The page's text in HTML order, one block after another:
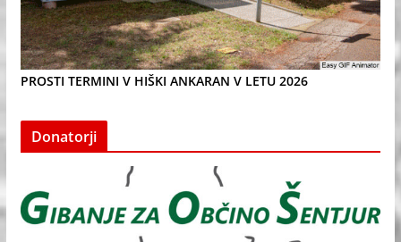
PROSTI TERMINI V HIŠKI ANKARAN V LETU 2026
Donatorji